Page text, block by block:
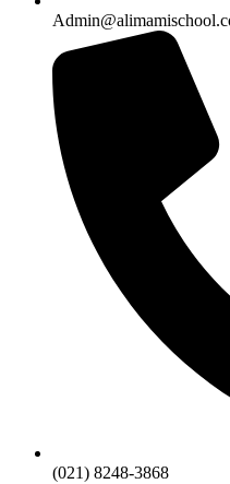
(021) 8248-3868